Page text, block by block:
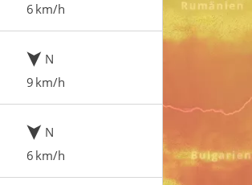
6 km/h
N
9 km/h
N
6 km/h